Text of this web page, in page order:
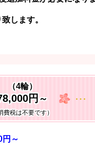
します。
（4輪）
円 ～
費税は不要です）
円～